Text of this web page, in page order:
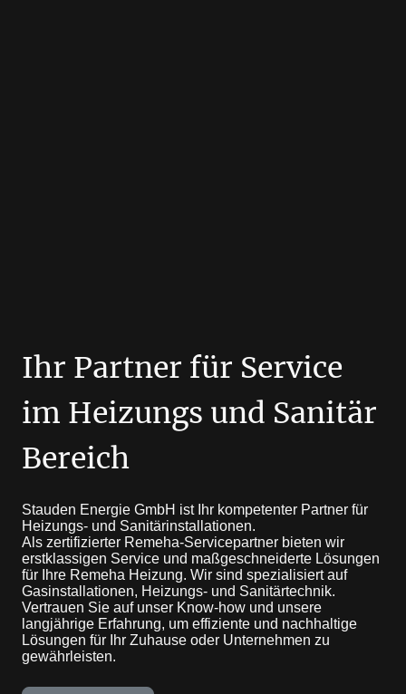
Ihr Partner für Service
im Heizungs und Sanitär
Bereich
Stauden Energie GmbH ist Ihr kompetenter Partner für
Heizungs- und Sanitärinstallationen.
Als zertifizierter Remeha-Servicepartner bieten wir
erstklassigen Service und maßgeschneiderte Lösungen
für Ihre Remeha Heizung. Wir sind spezialisiert auf
Gasinstallationen, Heizungs- und Sanitärtechnik.
Vertrauen Sie auf unser Know-how und unsere
langjährige Erfahrung, um effiziente und nachhaltige
Lösungen für Ihr Zuhause oder Unternehmen zu
gewährleisten.